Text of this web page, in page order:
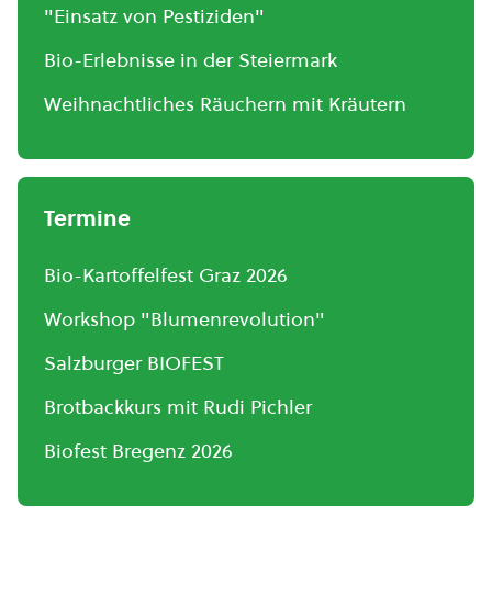
"Einsatz von Pestiziden"
Bio-Erlebnisse in der Steiermark
Weihnachtliches Räuchern mit Kräutern
Termine
Bio-Kartoffelfest Graz 2026
Workshop "Blumenrevolution"
Salzburger BIOFEST
Brotbackkurs mit Rudi Pichler
Biofest Bregenz 2026